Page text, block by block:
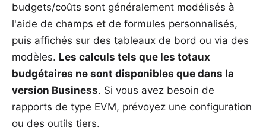
budgets/coûts sont généralement modélisés à
l'aide de champs et de formules personnalisés,
puis affichés sur des tableaux de bord ou via des
modèles. Les calculs tels que les totaux
budgétaires ne sont disponibles que dans la
version Business. Si vous avez besoin de
rapports de type EVM, prévoyez une configuration
ou des outils tiers.